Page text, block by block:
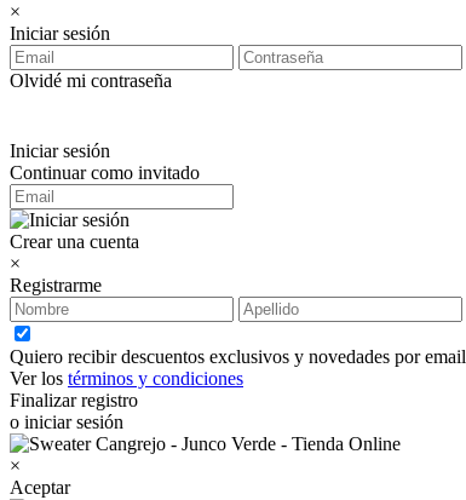
×
Iniciar sesión
Olvidé mi contraseña
Iniciar sesión
Continuar como invitado
Crear una cuenta
×
Registrarme
Quiero recibir descuentos exclusivos y novedades por email
Ver los términos y condiciones
Finalizar registro
o iniciar sesión
×
Aceptar